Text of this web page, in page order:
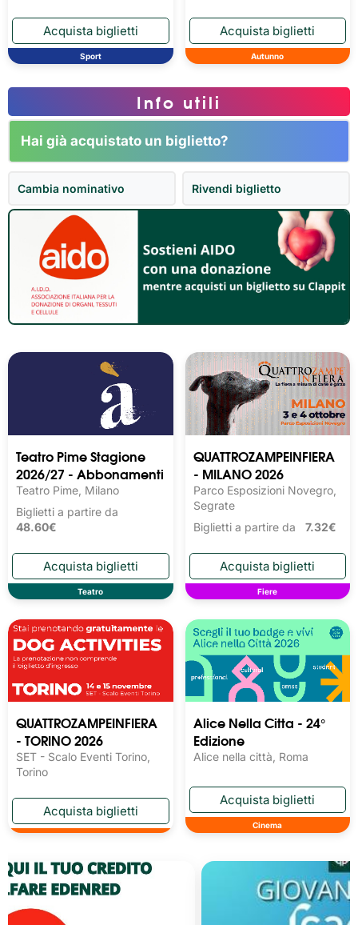
Sport Autunno
Teatro Pime Stagione
2026/27 - Abbonamenti
Teatro Pime, Milano
Biglietti a partire da
48.60€
Teatro
QUATTROZAMPEINFIERA
- MILANO 2026
Parco Esposizioni Novegro,
Segrate
Biglietti a partire da 7.32€
Fiere
QUATTROZAMPEINFIERA
- TORINO 2026
SET - Scalo Eventi Torino,
Torino
Alice Nella Citta - 24°
Edizione
Alice nella città, Roma
Cinema
Info utili
Hai già acquistato un biglietto?
Cambia nominativo Rivendi biglietto